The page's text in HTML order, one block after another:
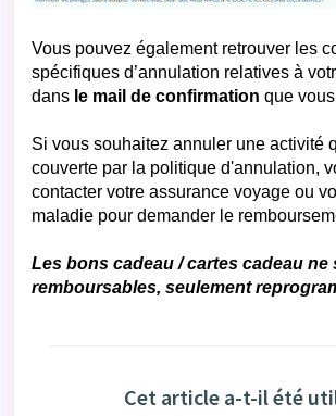
Vous pouvez également retrouver les
spécifiques d’annulation relatives à
dans le mail de confirmation que
Si vous souhaitez annuler une activité
couverte par la politique d'annulation,
contacter votre assurance voyage ou
maladie pour demander le
Les bons cadeau / cartes cadeau ne
remboursables, seulement
Cet article a-t-il été